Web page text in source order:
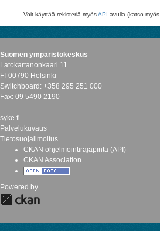
Voit käyttää rekisteriä myösAPI avulla (katso myös
Suomen ympäristökeskus
Latokartanonkaari 11
FI-00790 Helsinki
Switchboard: +358 295 251 000
Fax: 09 5490 2190
syke.fi
Palvelukuvaus
Tietosuojailmoitus
CKAN ohjelmointirajapinta (API)
CKAN Association
Powered by